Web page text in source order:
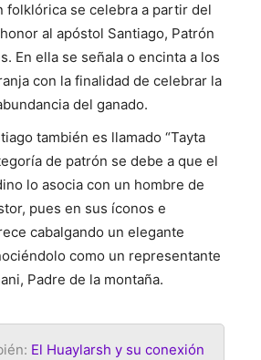
folklórica se celebra a partir del
al apóstol Santiago, Patrón
En ella se señala o encinta a los
con la finalidad de celebrar la
del ganado.
también es llamado “Tayta
de patrón se debe a que el
lo asocia con un hombre de
pues en sus íconos e
cabalgando un elegante
como un representante
Padre de la montaña.
El Huaylarsh y su conexión